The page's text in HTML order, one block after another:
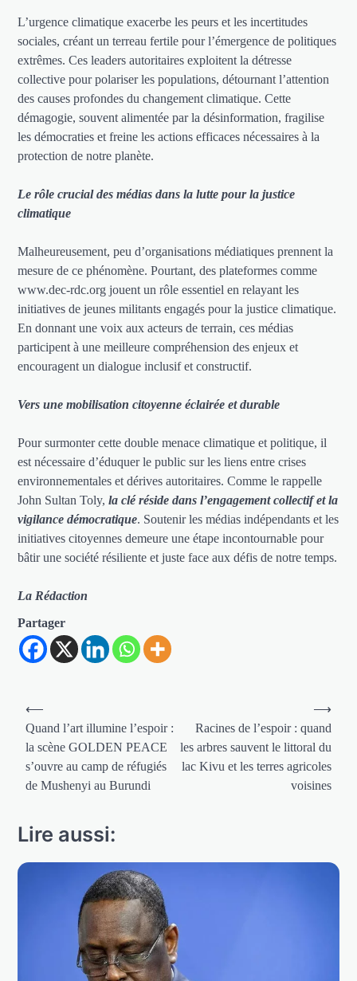
L’urgence climatique exacerbe les peurs et les incertitudes
sociales, créant un terreau fertile pour l’émergence de politiques
extrêmes. Ces leaders autoritaires exploitent la détresse
collective pour polariser les populations, détournant l’attention
des causes profondes du changement climatique. Cette
démagogie, souvent alimentée par la désinformation, fragilise
les démocraties et freine les actions efficaces nécessaires à la
protection de notre planète.
Le rôle crucial des médias dans la lutte pour la justice
climatique
Malheureusement, peu d’organisations médiatiques prennent la
mesure de ce phénomène. Pourtant, des plateformes comme
www.dec-rdc.org jouent un rôle essentiel en relayant les
initiatives de jeunes militants engagés pour la justice climatique.
En donnant une voix aux acteurs de terrain, ces médias
participent à une meilleure compréhension des enjeux et
encouragent un dialogue inclusif et constructif.
Vers une mobilisation citoyenne éclairée et durable
Pour surmonter cette double menace climatique et politique, il
est nécessaire d’éduquer le public sur les liens entre crises
environnementales et dérives autoritaires. Comme le rappelle
John Sultan Toly,la clé réside dans l’engagement collectif et la
vigilance démocratique. Soutenir les médias indépendants et les
initiatives citoyennes demeure une étape incontournable pour
bâtir une société résiliente et juste face aux défis de notre temps.
La Rédaction
Partager
Navigation
de
l’article
⟵
Quand l’art illumine l’espoir :
la scène GOLDEN PEACE
s’ouvre au camp de réfugiés
de Mushenyi au Burundi
Racines de l’espoir : quand
les arbres sauvent le littoral du
lac Kivu et les terres agricoles
voisines
⟶
Lire aussi: